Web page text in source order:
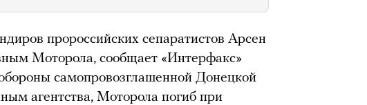
пророссийских сепаратистов Арсен
Моторола, сообщает «Интерфакс»
самопровозглашенной Донецкой
агентства, Моторола погиб при